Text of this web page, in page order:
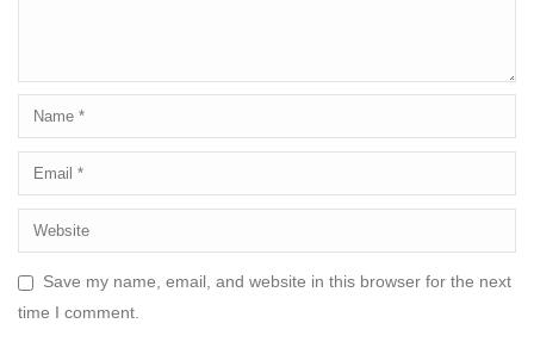
Save my name, email, and website in this browser for the next
time I comment.